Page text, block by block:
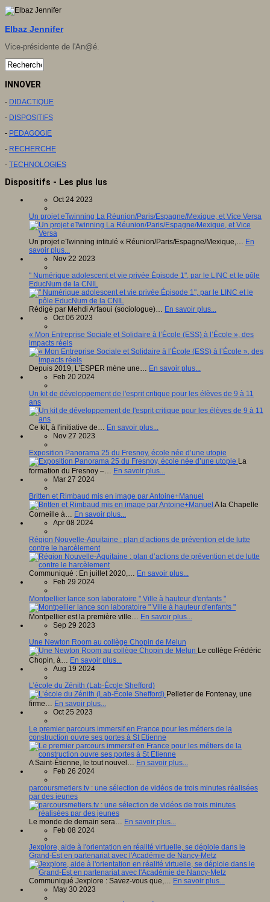
Elbaz Jennifer
Vice-présidente de l'An@é.
INNOVER
- DIDACTIQUE
- DISPOSITIFS
- PEDAGOGIE
- RECHERCHE
- TECHNOLOGIES
Dispositifs - Les plus lus
Oct 24 2023
Un projet eTwinning La Réunion/Paris/Espagne/Mexique, et Vice Versa
Un projet eTwinning intitulé « Réunion/Paris/Espagne/Mexique,… En
savoir plus...
Nov 22 2023
" Numérique adolescent et vie privée Épisode 1", par le LINC et le pôle
EducNum de la CNIL
Rédigé par Mehdi Arfaoui (sociologue)… En savoir plus...
Oct 06 2023
« Mon Entreprise Sociale et Solidaire à l’École (ESS) à l’École », des
impacts réels
Depuis 2019, L’ESPER mène une… En savoir plus...
Feb 20 2024
Un kit de développement de l'esprit critique pour les élèves de 9 à 11
ans
Ce kit, à l'initiative de… En savoir plus...
Nov 27 2023
Exposition Panorama 25 du Fresnoy, école née d’une utopie
La
formation du Fresnoy –… En savoir plus...
Mar 27 2024
Britten et Rimbaud mis en image par Antoine+Manuel
A la Chapelle
Corneille à… En savoir plus...
Apr 08 2024
Région Nouvelle-Aquitaine : plan d’actions de prévention et de lutte
contre le harcèlement
Communiqué : En juillet 2020,… En savoir plus...
Feb 29 2024
Montpellier lance son laboratoire " Ville à hauteur d'enfants "
Montpellier est la première ville… En savoir plus...
Sep 29 2023
Une Newton Room au collège Chopin de Melun
Le collège Frédéric
Chopin, à… En savoir plus...
Aug 19 2024
L’école du Zénith (Lab-École Shefford)
Pelletier de Fontenay, une
firme… En savoir plus...
Oct 25 2023
Le premier parcours immersif en France pour les métiers de la
construction ouvre ses portes à St Etienne
A Saint-Étienne, le tout nouvel… En savoir plus...
Feb 26 2024
parcoursmetiers.tv : une sélection de vidéos de trois minutes réalisées
par des jeunes
Le monde de demain sera… En savoir plus...
Feb 08 2024
Jexplore, aide à l'orientation en réalité virtuelle, se déploie dans le
Grand-Est en partenariat avec l'Académie de Nancy-Metz
Communiqué Jexplore : Savez-vous que,… En savoir plus...
May 30 2023